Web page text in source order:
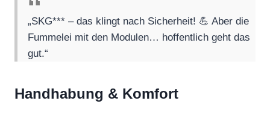
„SKG*** – das klingt nach Sicherheit! 💪 Aber die
Fummelei mit den Modulen… hoffentlich geht das
gut.“
Handhabung & Komfort